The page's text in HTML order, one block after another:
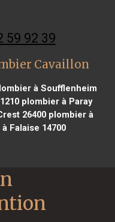
59 92 39
Cavaillon
à Soufflenheim
plombier à Paray
26400 plombier à
Falaise 14700